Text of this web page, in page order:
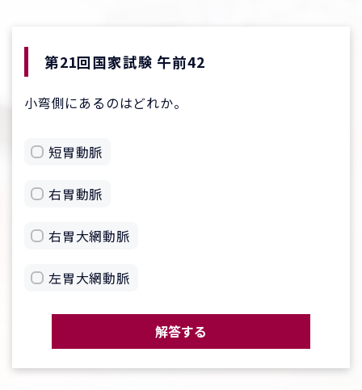
第21回国家試験 午前42
小弯側にあるのはどれか。
短胃動脈
右胃動脈
右胃大網動脈
左胃大網動脈
解答する